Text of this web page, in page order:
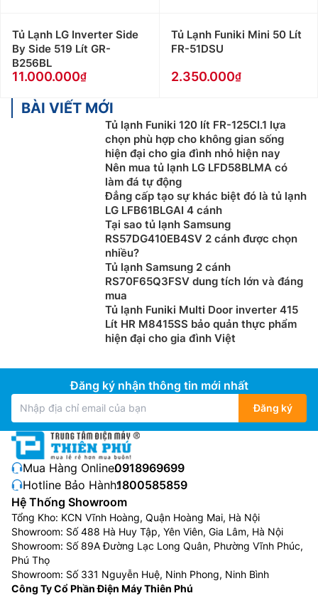
Tủ Lạnh LG Inverter Side
By Side 519 Lít GR-
B256BL
11.000.000
Tủ Lạnh Funiki Mini 50 Lít
FR-51DSU
2.350.000
BÀI VIẾT MỚI
Tủ lạnh Funiki 120 lít FR-125CI.1 lựa
chọn phù hợp cho không gian sống
hiện đại cho gia đình nhỏ hiện nay
Nên mua tủ lạnh LG LFD58BLMA có
làm đá tự động
Đẳng cấp tạo sự khác biệt đó là tủ lạnh
LG LFB61BLGAI 4 cánh
Tại sao tủ lạnh Samsung
RS57DG410EB4SV 2 cánh được chọn
nhiều?
Tủ lạnh Samsung 2 cánh
RS70F65Q3FSV dung tích lớn và đáng
mua
Tủ lạnh Funiki Multi Door inverter 415
Lít HR M8415SS bảo quản thực phẩm
hiện đại cho gia đình Việt
Đăng ký nhận thông tin mới nhất
Đăng ký
Mua Hàng Online:0918969699
Hotline Bảo Hành:1800585859
Hệ Thống Showroom
Tổng Kho: KCN Vĩnh Hoàng, Quận Hoàng Mai, Hà Nội
Showroom: Số 488 Hà Huy Tập, Yên Viên, Gia Lâm, Hà Nội
Showroom: Số 89A Đường Lạc Long Quân, Phường Vĩnh Phúc,
Phú Thọ
Showroom: Số 331 Nguyễn Huệ, Ninh Phong, Ninh Bình
Công Ty Cổ Phần Điện Máy Thiên Phú